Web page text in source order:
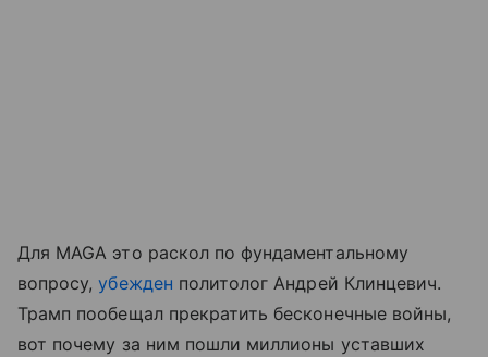
Для MAGA это раскол по фундаментальному
вопросу,убежден политолог Андрей Клинцевич.
Трамп пообещал прекратить бесконечные войны,
вот почему за ним пошли миллионы уставших